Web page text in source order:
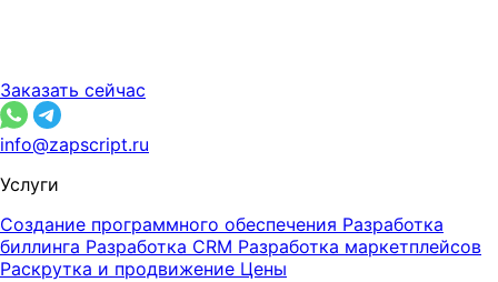
Заказать сейчас
info@zapscript.ru
Услуги
Создание программного обеспечения Разработка
биллинга Разработка CRM Разработка маркетплейсов
Раскрутка и продвижение Цены